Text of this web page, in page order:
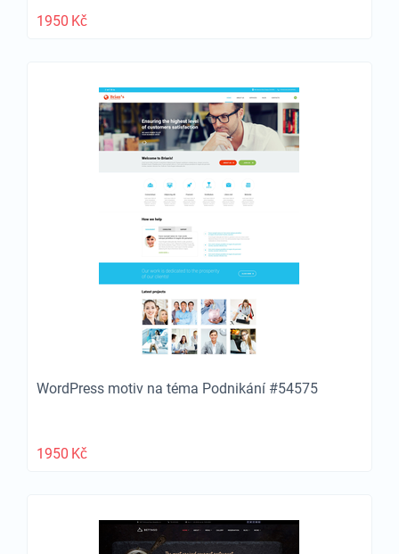
1950 Kč
WordPress motiv na téma Podnikání #54575
1950 Kč